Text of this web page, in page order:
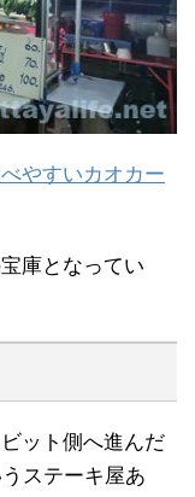
やすいカオカー
庫となってい
ット側へ進んだ
ステーキ屋あ